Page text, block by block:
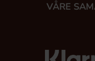
VÅRE